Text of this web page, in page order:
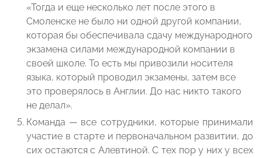
«Тогда и еще несколько лет после этого в
Смоленске не было ни одной другой компании,
которая бы обеспечивала сдачу международного
экзамена силами международной компании в
своей школе. То есть мы привозили носителя
языка, который проводил экзамены, затем все
это проверялось в Англии. До нас никто такого
не делал».
Команда — все сотрудники, которые принимали
участие в старте и первоначальном развитии, до
сих остаются с Алевтиной. С тех пор у них у всех